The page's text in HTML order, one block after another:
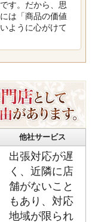
す。だから、思
は「商品の価値
ように心がけて
他社サービス
出張対応が遅
く、近隣に店
舗がないこと
もあり、対応
地域が限られ